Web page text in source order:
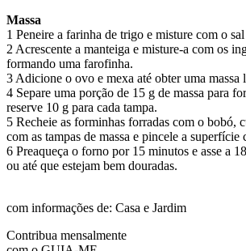
Massa
1 Peneire a farinha de trigo e misture com o
2 Acrescente a manteiga e misture-a com os
formando uma farofinha.
3 Adicione o ovo e mexa até obter uma massa
4 Separe uma porção de 15 g de massa para
reserve 10 g para cada tampa.
5 Recheie as forminhas forradas com o bobó,
com as tampas de massa e pincele a superfície
6 Preaqueça o forno por 15 minutos e asse a
ou até que estejam bem douradas.
com informações de: Casa e Jardim
Contribua mensalmente